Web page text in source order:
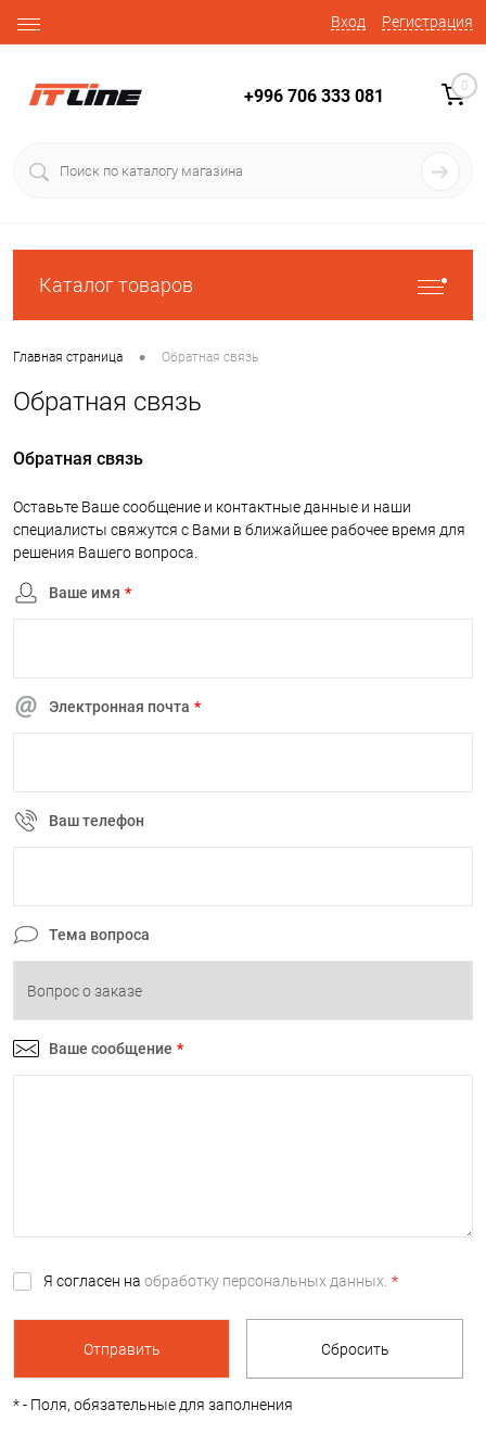
Вход Регистрация
+996 706 333 081 0
Каталог товаров
Главная страница • Обратная связь
Обратная связь
Обратная связь
Оставьте Ваше сообщение и контактные данные и наши
специалисты свяжутся с Вами в ближайшее рабочее время для
решения Вашего вопроса.
Ваше имя *
Электронная почта *
Ваш телефон
Тема вопроса
Ваше сообщение *
Я согласен на обработку персональных данных. *
*- Поля, обязательные для заполнения